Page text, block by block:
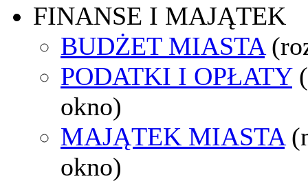
FINANSE I MAJĄTEK
BUDŻET MIASTA
PODATKI I OPŁATY
okno)
MAJĄTEK MIASTA
okno)